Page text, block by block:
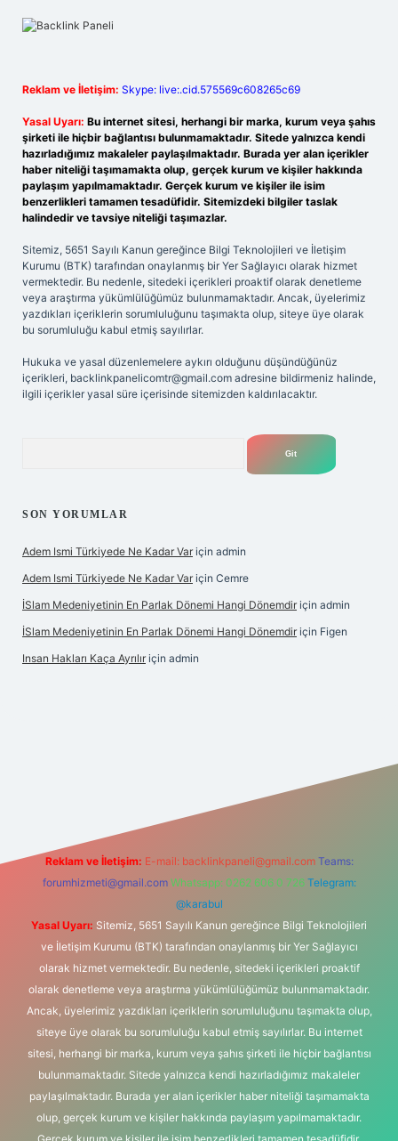
Reklam ve İletişim: Skype: live:.cid.575569c608265c69
Yasal Uyarı: Bu internet sitesi, herhangi bir marka, kurum veya şahıs
şirketi ile hiçbir bağlantısı bulunmamaktadır. Sitede yalnızca kendi
hazırladığımız makaleler paylaşılmaktadır. Burada yer alan içerikler
haber niteliği taşımamakta olup, gerçek kurum ve kişiler hakkında
paylaşım yapılmamaktadır. Gerçek kurum ve kişiler ile isim
benzerlikleri tamamen tesadüfidir. Sitemizdeki bilgiler taslak
halindedir ve tavsiye niteliği taşımazlar.
Sitemiz, 5651 Sayılı Kanun gereğince Bilgi Teknolojileri ve İletişim
Kurumu (BTK) tarafından onaylanmış bir Yer Sağlayıcı olarak hizmet
vermektedir. Bu nedenle, sitedeki içerikleri proaktif olarak denetleme
veya araştırma yükümlülüğümüz bulunmamaktadır. Ancak, üyelerimiz
yazdıkları içeriklerin sorumluluğunu taşımakta olup, siteye üye olarak
bu sorumluluğu kabul etmiş sayılırlar.
Hukuka ve yasal düzenlemelere aykırı olduğunu düşündüğünüz
içerikleri, backlinkpanelicomtr@gmail.com adresine bildirmeniz halinde,
ilgili içerikler yasal süre içerisinde sitemizden kaldırılacaktır.
SON YORUMLAR
Adem Ismi Türkiyede Ne Kadar Var için admin
Adem Ismi Türkiyede Ne Kadar Var için Cemre
İSlam Medeniyetinin En Parlak Dönemi Hangi Dönemdir için admin
İSlam Medeniyetinin En Parlak Dönemi Hangi Dönemdir için Figen
Insan Hakları Kaça Ayrılır için admin
Reklam ve İletişim: E-mail: backlinkpaneli@gmail.com Teams:
forumhizmeti@gmail.com Whatsapp: 0262 606 0 726 Telegram:
@karabul
Yasal Uyarı: Sitemiz, 5651 Sayılı Kanun gereğince Bilgi Teknolojileri
ve İletişim Kurumu (BTK) tarafından onaylanmış bir Yer Sağlayıcı
olarak hizmet vermektedir. Bu nedenle, sitedeki içerikleri proaktif
olarak denetleme veya araştırma yükümlülüğümüz bulunmamaktadır.
Ancak, üyelerimiz yazdıkları içeriklerin sorumluluğunu taşımakta olup,
siteye üye olarak bu sorumluluğu kabul etmiş sayılırlar. Bu internet
sitesi, herhangi bir marka, kurum veya şahıs şirketi ile hiçbir bağlantısı
bulunmamaktadır. Sitede yalnızca kendi hazırladığımız makaleler
paylaşılmaktadır. Burada yer alan içerikler haber niteliği taşımamakta
olup, gerçek kurum ve kişiler hakkında paylaşım yapılmamaktadır.